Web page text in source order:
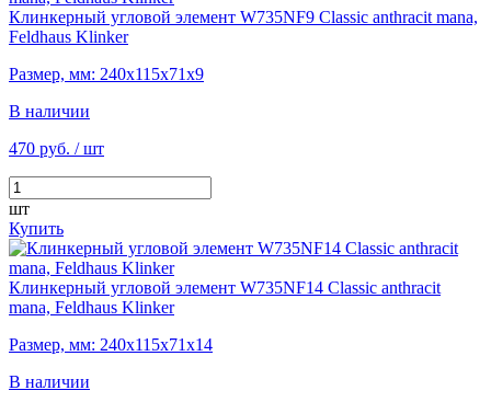
Клинкерный угловой элемент W735NF9 Classic anthracit mana,
Feldhaus Klinker
Размер, мм: 240х115х71х9
В наличии
470 руб. / шт
шт
Купить
Клинкерный угловой элемент W735NF14 Classic anthracit
mana, Feldhaus Klinker
Размер, мм: 240х115х71х14
В наличии